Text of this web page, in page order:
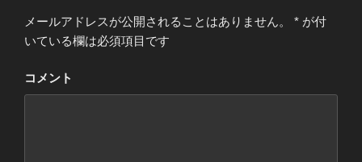
メールアドレスが公開されることはありません。 * が付
いている欄は必須項目です
コメント